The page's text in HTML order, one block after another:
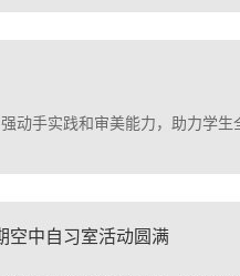
动手实践和审美能力，助力学生
空中自习室活动圆满